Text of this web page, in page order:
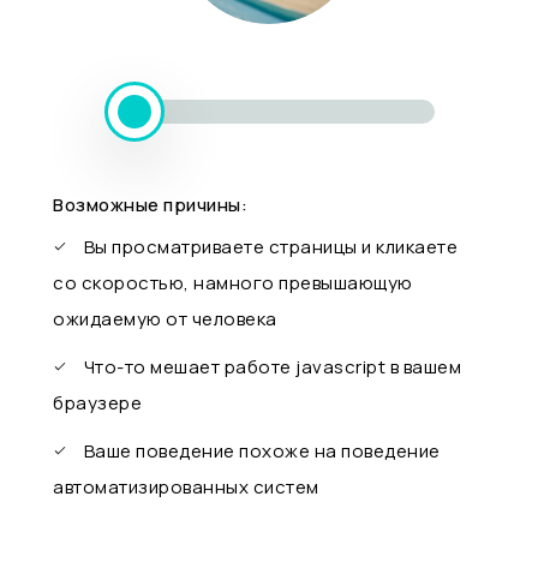
Возможные причины:
Вы просматриваете страницы и кликаете
со скоростью, намного превышающую
ожидаемую от человека
Что-то мешает работе javascript в вашем
браузере
Ваше поведение похоже на поведение
автоматизированных систем